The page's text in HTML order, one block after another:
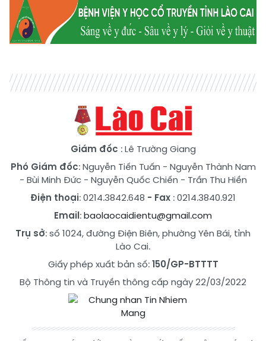
Giám đốc : Lê Trường Giang
Phó Giám đốc:Nguyễn Tiến Tuấn - Nguyễn Thành Nam
- Bùi Minh Đức- Nguyễn Quốc Chiến - Trần Thu Hiền
Điện thoại: 0214.3842.648 - Fax : 0214.3840.921
Email:baolaocaidientu@gmail.com
Trụ sở: số 1024, đường Điện Biên, phường Yên Bái, tỉnh
Lào Cai.
Giấy phép xuất bản số:150/GP-BTTTT
Bộ Thông tin và Truyền thông cấp ngày 22/03/2022